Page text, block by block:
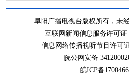
阜阳广播电视台版权所有，未
互联网新闻信息服务许可证
信息网络传播视听节目许可
皖公网安备
皖ICP备